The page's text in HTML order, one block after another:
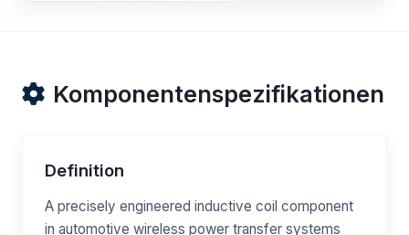
Komponentenspezifikationen
Definition
A precisely engineered inductive coil component
in automotive wireless power transfer systems